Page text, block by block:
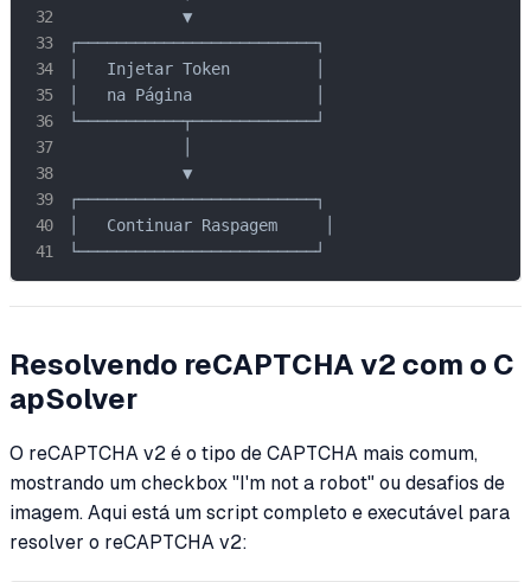
            ▼
┌─────────────────────────┐
│   Injetar Token         │
│   na Página             │
└───────────┬─────────────┘
            ▼
┌─────────────────────────┐
│   Continuar Raspagem     │
└─────────────────────────┘
Resolvendo reCAPTCHA v2 com o C
apSolver
O reCAPTCHA v2 é o tipo de CAPTCHA mais comum,
mostrando um checkbox "I'm not a robot" ou desafios de
imagem. Aqui está um script completo e executável para
resolver o reCAPTCHA v2: